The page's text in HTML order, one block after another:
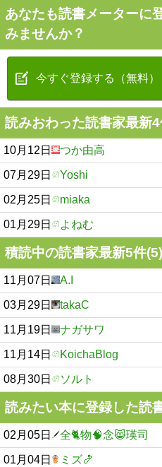
あなたも読書メーターに
みませんか？
今すぐ登録する（無料）
読みおわった読書家最新
10月12日 つか由高
07月29日 Yoshi
02月25日 miaka
01月29日 よねむ
積読中の読書家最新5件(5)
11月07日 A.I
03月29日 takaC
11月19日 ナガサワ
11月14日 KoichaBlog
08月30日 ソルト
読みたい本に登録した読
02月05日 全🐈物🧠念😸瑛司
01月04日 ミズ🍤